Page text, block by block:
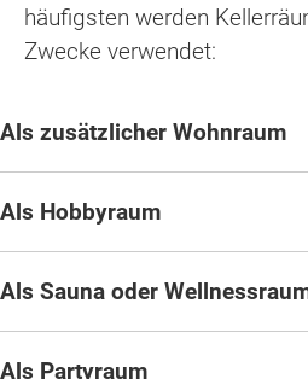
häufigsten werden
Zwecke verwendet:
Als zusätzlicher Wohnraum
Als Hobbyraum
Als Sauna oder
Als Partyraum